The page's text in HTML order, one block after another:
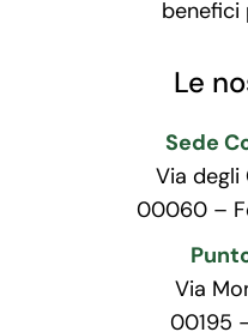
benefici
Le
Sede
Via
00060 –
Via
00195